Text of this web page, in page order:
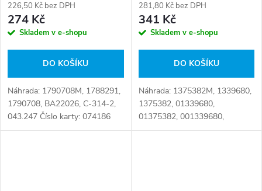
226,50 Kč bez DPH
274 Kč
Skladem v e-shopu
DO KOŠÍKU
Náhrada: 1790708M, 1788291,
1790708, BA22026, C-314-2,
043.247 Číslo karty: 074186
281,80 Kč bez DPH
341 Kč
Skladem v e-shopu
DO KOŠÍKU
Náhrada: 1375382M, 1339680,
1375382, 01339680,
01375382, 001339680,
001375382, B06-1012,